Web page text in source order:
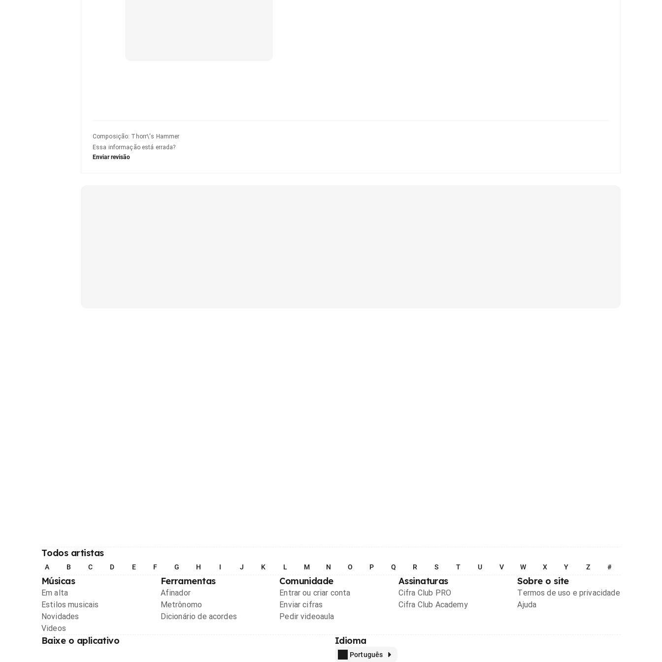
Composição: Thorr\'s Hammer
Essa informação está errada?
Enviar revisão
Todos artistas
A B C D E F G H I J K L M N O P Q R S T U V W X Y Z #
Músicas
Em alta
Estilos musicais
Novidades
Videos
Ferramentas
Afinador
Metrônomo
Dicionário de acordes
Comunidade
Entrar ou criar conta
Enviar cifras
Pedir videoaula
Assinaturas
Cifra Club PRO
Cifra Club Academy
Sobre o site
Termos de uso e privacidade
Ajuda
Baixe o aplicativo Idioma
Português